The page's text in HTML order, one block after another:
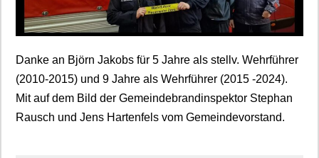
Danke an Björn Jakobs für 5 Jahre als stellv. Wehrführer
(2010-2015) und 9 Jahre als Wehrführer (2015 -2024).
Mit auf dem Bild der Gemeindebrandinspektor Stephan
Rausch und Jens Hartenfels vom Gemeindevorstand.